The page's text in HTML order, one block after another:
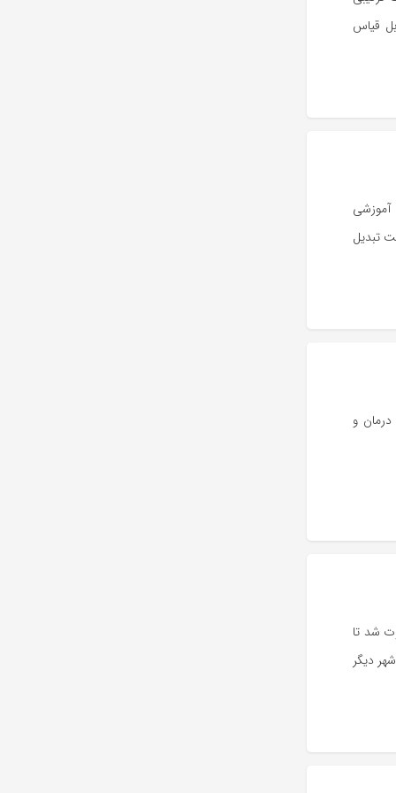
قیاس
آموزشی
تبدیل
و
شد تا
اشکالات رفع و سپس به کل شهر توسعه یابد. فاز اول با ۵ شهر پیشرو آغاز شد، فاز دوم ۲۰ شهر دیگر